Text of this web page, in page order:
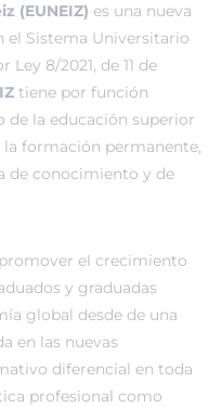
(EUNEIZ) es una nueva
el Sistema Universitario
8/2021, de 11 de
tiene por función
de la educación superior
formación permanente,
de conocimiento y de
el crecimiento
y graduadas
global desde de una
en las nuevas
diferencial en toda
profesional como